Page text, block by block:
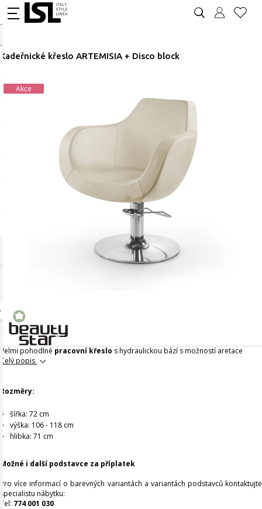
Kadeřnické křeslo ARTEMISIA + Disco block
Akce
Velmi pohodlné pracovní křeslo s hydraulickou bází s možností aretace
Celý popis
Rozměry:
šířka: 72 cm
výška: 106 - 118 cm
hlibka: 71 cm
Možné i další podstavce za příplatek
Pro více informací o barevných variantách a variantách podstavců kontaktujte
specialistu nábytku:
Tel: 774 001 030